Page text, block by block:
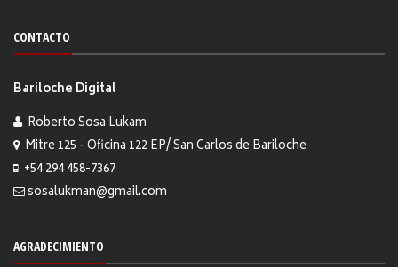
CONTACTO
Bariloche Digital
Roberto Sosa Lukam
Mitre 125 - Oficina 122 EP/ San Carlos de Bariloche
+54 294 458-7367
sosalukman@gmail.com
AGRADECIMIENTO